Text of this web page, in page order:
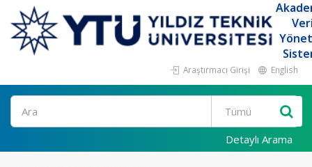
Araştırmacı Girişi English
Ara
Detaylı Arama